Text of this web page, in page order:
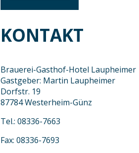
KONTAKT
Brauerei-Gasthof-Hotel Laupheimer
Gastgeber: Martin Laupheimer
Dorfstr. 19
87784 Westerheim-Günz
Tel.: 08336-7663
Fax: 08336-7693